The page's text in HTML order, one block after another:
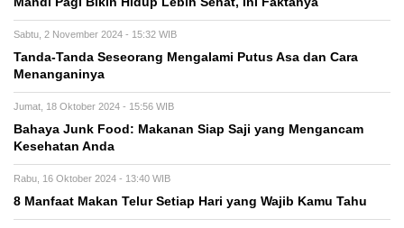
Sabtu, 2 November 2024 - 15:32 WIB
Tanda-Tanda Seseorang Mengalami Putus Asa dan Cara
Menanganinya
Jumat, 18 Oktober 2024 - 15:56 WIB
Bahaya Junk Food: Makanan Siap Saji yang Mengancam
Kesehatan Anda
Rabu, 16 Oktober 2024 - 13:40 WIB
8 Manfaat Makan Telur Setiap Hari yang Wajib Kamu Tahu